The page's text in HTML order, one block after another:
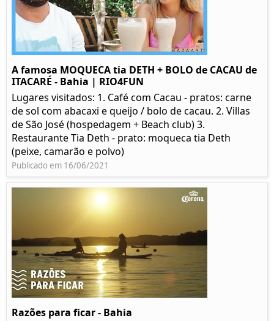
A famosa MOQUECA tia DETH + BOLO de CACAU de
ITACARÉ - Bahia | RIO4FUN
Lugares visitados: 1. Café com Cacau - pratos: carne
de sol com abacaxi e queijo / bolo de cacau. 2. Villas
de São José (hospedagem + Beach club) 3.
Restaurante Tia Deth - prato: moqueca tia Deth
(peixe, camarão e polvo)
Publicado em 16/06/2021
Razões para ficar - Bahia